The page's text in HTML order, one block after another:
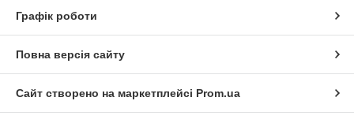
Графік роботи
Повна версія сайту
Сайт створено на маркетплейсі Prom.ua